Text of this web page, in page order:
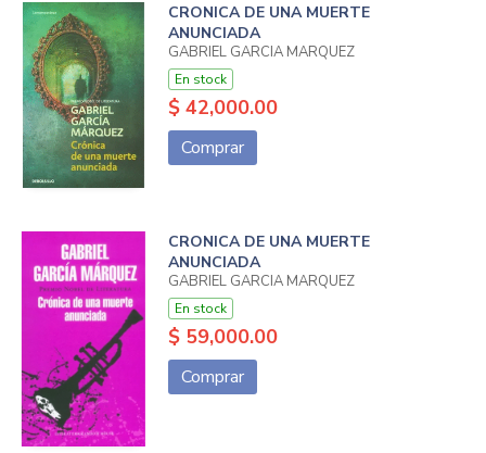
CRONICA DE UNA MUERTE
ANUNCIADA
GABRIEL GARCIA MARQUEZ
En stock
$ 42,000.00
Comprar
CRONICA DE UNA MUERTE
ANUNCIADA
GABRIEL GARCIA MARQUEZ
En stock
$ 59,000.00
Comprar